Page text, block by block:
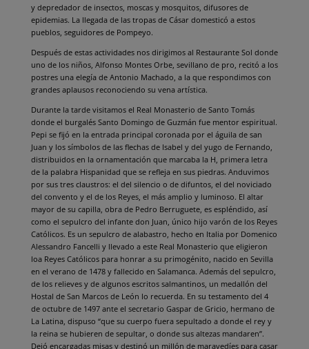
y depredador de insectos, moscas y mosquitos, difusores de
epidemias. La llegada de las tropas de Cásar domesticó a estos
pueblos, seguidores de Pompeyo.
Después de estas actividades nos dirigimos al Restaurante Sol donde
uno de los niños, Alfonso Montes Orbe, sevillano de pro, recitó a los
postres una elegía de Antonio Machado, a la que respondimos con
grandes aplausos reconociendo su vena artística.
Durante la tarde visitamos el Real Monasterio de Santo Tomás
donde el burgalés Santo Domingo de Guzmán fue mentor espiritual.
Pepi se fijó en la entrada principal coronada por el águila de san
Juan y los símbolos de las flechas de Isabel y del yugo de Fernando,
distribuidos en la ornamentación que marcaba la H, primera letra
de la palabra Hispanidad que se refleja en sus piedras. Anduvimos
por sus tres claustros: el del silencio o de difuntos, el del noviciado
del convento y el de los Reyes, el más amplio y luminoso. El altar
mayor de su capilla, obra de Pedro Berruguete, es espléndido, así
como el sepulcro del infante don Juan, único hijo varón de los Reyes
Católicos. Es un sepulcro de alabastro, hecho en Italia por Domenico
Alessandro Fancelli y llevado a este Real Monasterio que eligieron
loa Reyes Católicos para honrar a su primogénito, nacido en Sevilla
en el verano de 1478 y fallecido en Salamanca. Además del sepulcro,
de los relieves y de algunos escritos salmantinos, un medallón del
Hostal de San Marcos de León lo recuerda. En su testamento del 4
de octubre de 1497 ante el secretario Gaspar de Gricio, hermano de
La Latina, dispuso “que su cuerpo fuera sepultado a donde el rey y
la reina se hubieren de sepultar, o donde sus altezas mandaren”.
Dejó encargadas misas y destinó un millón de maravedíes para casar